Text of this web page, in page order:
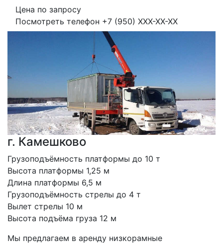
Цена по запросу
Посмотреть телефон +7 (950) XXX-XX-XX
г. Камешково
Грузоподъёмность платформы до 10 т
Высота платформы 1,25 м
Длина платформы 6,5 м
Грузоподъёмность стрелы до 4 т
Вылет стрелы 10 м
Высота подъёма груза 12 м
Мы предлагаем в аренду низкорамные